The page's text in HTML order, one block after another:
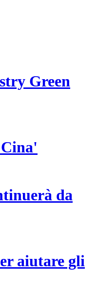
Green
da
aiutare gli